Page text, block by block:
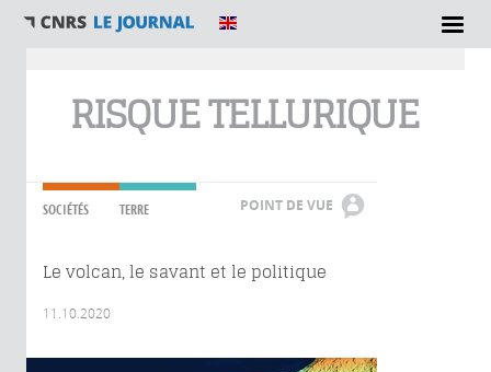
RISQUE TELLURIQUE
SOCIÉTÉS TERRE POINT DE VUE
Le volcan, le savant et le politique
11.10.2020